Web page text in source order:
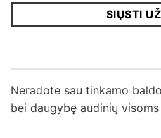
SIŲSTI
Neradote sau tinkamo
bei daugybę audinių